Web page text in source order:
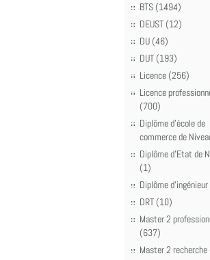
BTS (1494)
DEUST (12)
DU (46)
DUT (193)
Licence (256)
Licence
(700)
Diplôme d'école de
commerce de
Diplôme d'Etat de
(1)
Diplôme
DRT (10)
Master 2
(637)
Master 2